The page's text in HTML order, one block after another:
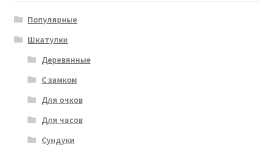
Популярные
Шкатулки
Деревянные
С замком
Для очков
Для часов
Сундуки